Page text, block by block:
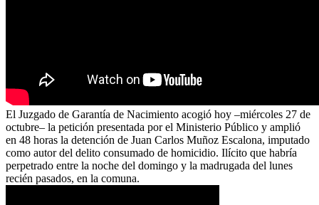
El Juzgado de Garantía de Nacimiento acogió hoy –miércoles 27 de
octubre– la petición presentada por el Ministerio Público y amplió
en 48 horas la detención de Juan Carlos Muñoz Escalona, imputado
como autor del delito consumado de homicidio. Ilícito que habría
perpetrado entre la noche del domingo y la madrugada del lunes
recién pasados, en la comuna.